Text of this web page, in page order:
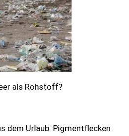
als Rohstoff?
dem Urlaub: Pigmentflecken